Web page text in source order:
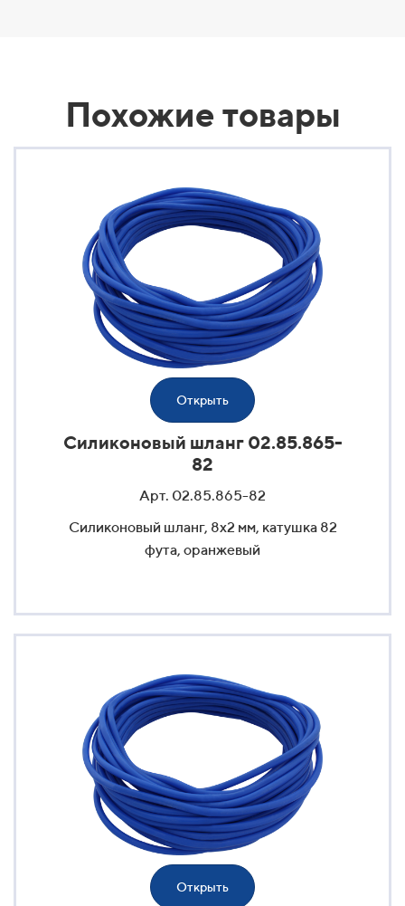
Похожие товары
Открыть
Силиконовый шланг 02.85.865-
82
Арт. 02.85.865-82
Силиконовый шланг, 8x2 мм, катушка 82
фута, оранжевый
Открыть